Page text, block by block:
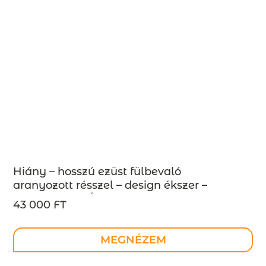
Hiány – hosszú ezüst fülbevaló
aranyozott résszel – design ékszer –
MEGRENDELÉSRE
43 000 FT
MEGNÉZEM